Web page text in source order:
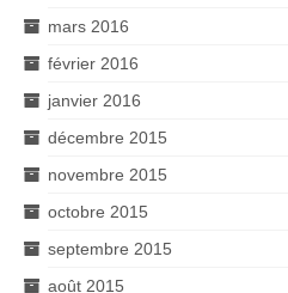
mars 2016
février 2016
janvier 2016
décembre 2015
novembre 2015
octobre 2015
septembre 2015
août 2015